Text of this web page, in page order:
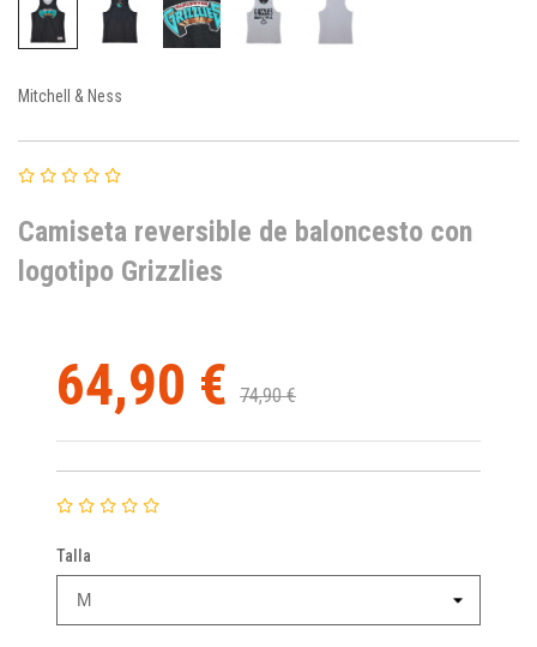
Mitchell & Ness
Camiseta reversible de baloncesto con
logotipo Grizzlies
64,90 € 74,90 €
Talla